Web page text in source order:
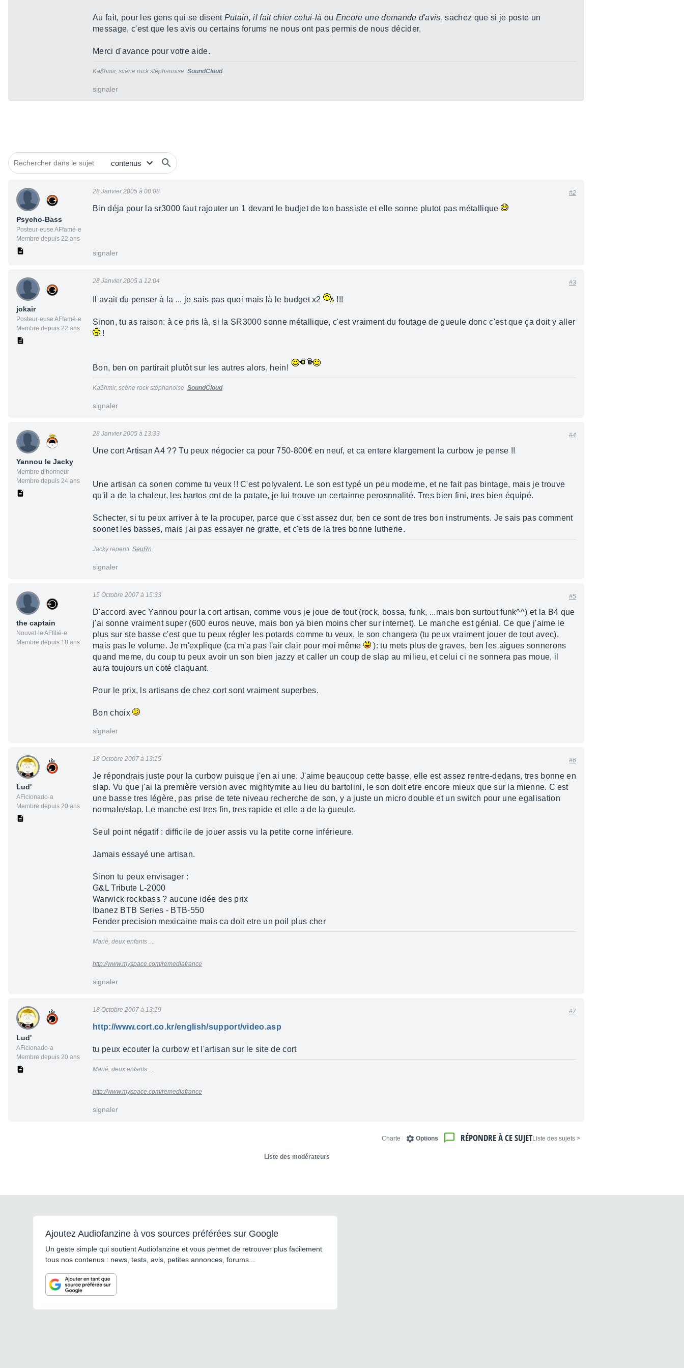
Au fait, pour les gens qui se disent Putain, il fait chier celui-là ou Encore une demande d'avis, sachez que si je poste un
message, c'est que les avis ou certains forums ne nous ont pas permis de nous décider.
Merci d'avance pour votre aide.
Ka$hmir, scène rock stéphanoise SoundCloud
signaler
Psycho-Bass
Posteur·euse AFfamé·e
Membre depuis 22 ans
28 Janvier 2005 à 00:08 #2
Bin déja pour la sr3000 faut rajouter un 1 devant le budjet de ton bassiste et elle sonne plutot pas métallique
signaler
jokair
Posteur·euse AFfamé·e
Membre depuis 22 ans
28 Janvier 2005 à 12:04 #3
Il avait du penser à la ... je sais pas quoi mais là le budget x2 !!!
Sinon, tu as raison: à ce pris là, si la SR3000 sonne métallique, c'est vraiment du foutage de gueule donc c'est que ça doit y aller
!
Bon, ben on partirait plutôt sur les autres alors, hein!
Ka$hmir, scène rock stéphanoise SoundCloud
signaler
Yannou le Jacky
Membre d’honneur
Membre depuis 24 ans
28 Janvier 2005 à 13:33 #4
Une cort Artisan A4 ?? Tu peux négocier ca pour 750-800€ en neuf, et ca entere klargement la curbow je pense !!
Une artisan ca sonen comme tu veux !! C'est polyvalent. Le son est typé un peu moderne, et ne fait pas bintage, mais je trouve
qu'il a de la chaleur, les bartos ont de la patate, je lui trouve un certainne perosnnalité. Tres bien fini, tres bien équipé.
Schecter, si tu peux arriver à te la procuper, parce que c'sst assez dur, ben ce sont de tres bon instruments. Je sais pas comment
soonet les basses, mais j'ai pas essayer ne gratte, et c'ets de la tres bonne lutherie.
Jacky repenti. SeuRn
signaler
the captain
Nouvel·le AFfilié·e
Membre depuis 18 ans
15 Octobre 2007 à 15:33 #5
D'accord avec Yannou pour la cort artisan, comme vous je joue de tout (rock, bossa, funk, ...mais bon surtout funk^^) et la B4 que
j'ai sonne vraiment super (600 euros neuve, mais bon ya bien moins cher sur internet). Le manche est génial. Ce que j'aime le
plus sur ste basse c'est que tu peux régler les potards comme tu veux, le son changera (tu peux vraiment jouer de tout avec),
mais pas le volume. Je m'explique (ca m'a pas l'air clair pour moi même
): tu mets plus de graves, ben les aigues sonnerons
quand meme, du coup tu peux avoir un son bien jazzy et caller un coup de slap au milieu, et celui ci ne sonnera pas moue, il
aura toujours un coté claquant.
Pour le prix, ls artisans de chez cort sont vraiment superbes.
Bon choix
signaler
Lud'
AFicionado·a
Membre depuis 20 ans
18 Octobre 2007 à 13:15 #6
Je répondrais juste pour la curbow puisque j'en ai une. J'aime beaucoup cette basse, elle est assez rentre-dedans, tres bonne en
slap. Vu que j'ai la première version avec mightymite au lieu du bartolini, le son doit etre encore mieux que sur la mienne. C'est
une basse tres légère, pas prise de tete niveau recherche de son, y a juste un micro double et un switch pour une egalisation
normale/slap. Le manche est tres fin, tres rapide et elle a de la gueule.
Seul point négatif : difficile de jouer assis vu la petite corne inférieure.
Jamais essayé une artisan.
Sinon tu peux envisager :
G&L Tribute L-2000
Warwick rockbass ? aucune idée des prix
Ibanez BTB Series - BTB-550
Fender precision mexicaine mais ca doit etre un poil plus cher
Marié, deux enfants ....
http://www.myspace.com/remediafrance
signaler
Lud'
AFicionado·a
Membre depuis 20 ans
18 Octobre 2007 à 13:19 #7
http://www.cort.co.kr/english/support/video.asp
tu peux ecouter la curbow et l'artisan sur le site de cort
Marié, deux enfants ....
http://www.myspace.com/remediafrance
signaler
< Liste des sujets
RÉPONDRE À CE SUJET
Options
Charte
Liste des modérateurs
Ajoutez Audiofanzine à vos sources préférées sur Google
Un geste simple qui soutient Audiofanzine et vous permet de retrouver plus facilement
tous nos contenus : news, tests, avis, petites annonces, forums...